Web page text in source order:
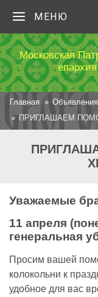
МЕНЮ
Московская
Главная
Объявления
ПРИГЛАШАЕМ
Уважаемые
11 апреля
генеральная
Просим вашей
колокольни к
удобное для вас